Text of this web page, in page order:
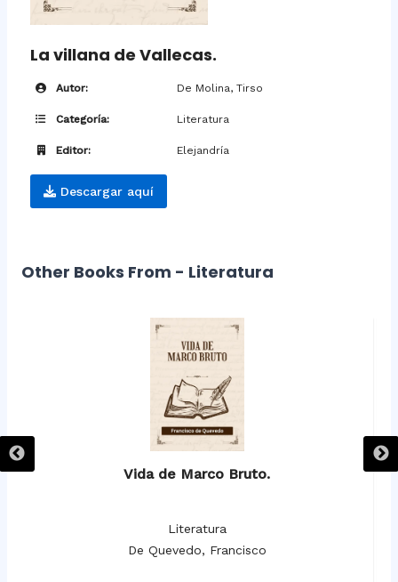
La villana de Vallecas.
Autor: De Molina, Tirso
Categoría: Literatura
Editor: Elejandría
Descargar aquí
Other Books From - Literatura
Vida de Marco Bruto.
Literatura
De Quevedo, Francisco